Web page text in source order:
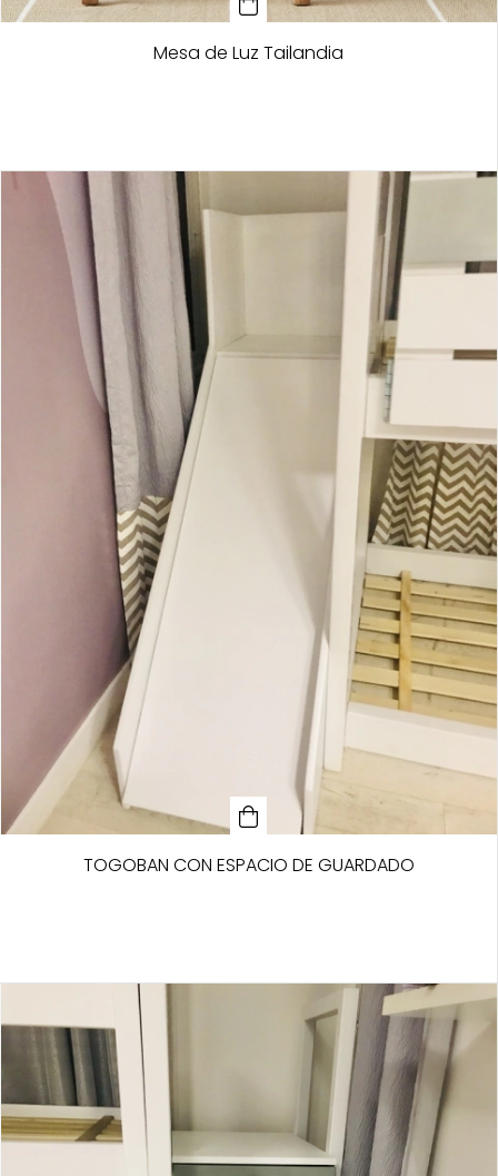
Mesa de Luz Tailandia
TOGOBAN CON ESPACIO DE GUARDADO